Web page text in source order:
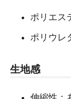
ポリエス
ポリウレ
生地感